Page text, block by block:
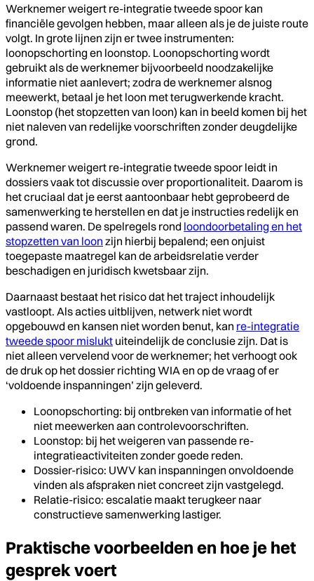
Werknemer weigert re-integratie tweede spoor kan
financiële gevolgen hebben, maar alleen als je de juiste route
volgt. In grote lijnen zijn er twee instrumenten:
loonopschorting en loonstop. Loonopschorting wordt
gebruikt als de werknemer bijvoorbeeld noodzakelijke
informatie niet aanlevert; zodra de werknemer alsnog
meewerkt, betaal je het loon met terugwerkende kracht.
Loonstop (het stopzetten van loon) kan in beeld komen bij het
niet naleven van redelijke voorschriften zonder deugdelijke
grond.
Werknemer weigert re-integratie tweede spoor leidt in
dossiers vaak tot discussie over proportionaliteit. Daarom is
het cruciaal dat je eerst aantoonbaar hebt geprobeerd de
samenwerking te herstellen en dat je instructies redelijk en
passend waren. De spelregels rond loondoorbetaling en het
stopzetten van loon zijn hierbij bepalend; een onjuist
toegepaste maatregel kan de arbeidsrelatie verder
beschadigen en juridisch kwetsbaar zijn.
Daarnaast bestaat het risico dat het traject inhoudelijk
vastloopt. Als acties uitblijven, netwerk niet wordt
opgebouwd en kansen niet worden benut, kan re-integratie
tweede spoor mislukt uiteindelijk de conclusie zijn. Dat is
niet alleen vervelend voor de werknemer; het verhoogt ook
de druk op het dossier richting WIA en op de vraag of er
‘voldoende inspanningen’ zijn geleverd.
Loonopschorting: bij ontbreken van informatie of het
niet meewerken aan controlevoorschriften.
Loonstop: bij het weigeren van passende re-
integratieactiviteiten zonder goede reden.
Dossier-risico: UWV kan inspanningen onvoldoende
vinden als afspraken niet concreet zijn vastgelegd.
Relatie-risico: escalatie maakt terugkeer naar
constructieve samenwerking lastiger.
Praktische voorbeelden en hoe je het
gesprek voert